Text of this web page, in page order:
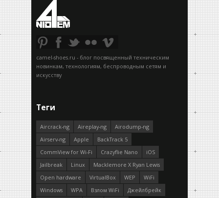
camel-shoes.ru - блог посвященный техническим
новинкам, технологиям, беспроводным сетям и
искусству
Теги
Aircrack-ng Aireplay-ng
Airodump-ng
Airserv-ng
Apple
BackTrack 5
CommView for Wi-Fi
Crazyflie Nano
iOS
Jailbreak
Linux
Macklemore X Ryan Lewis
Open hardware
VirtualBox WEP
WiFi
Windows
WPA Взлом WiFi Джейлбрейк